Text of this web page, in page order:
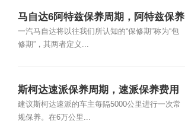
马自达6阿特兹保养周期，阿特兹保养
费用明细表
一汽马自达将以往我们所认知的“保修期”称为“包
修期”，其两者定义...
斯柯达速派保养周期，速派保养费用
明细表
建议斯柯达速派的车主每隔5000公里进行一次常
规保养。在6万公里...